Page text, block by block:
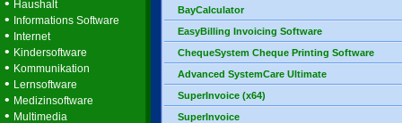
• Haushalt
• Informations Software
• Internet
• Kindersoftware
• Kommunikation
• Lernsoftware
• Medizinsoftware
• Multimedia
BayCalculator
EasyBilling Invoicing Software
ChequeSystem Cheque Printing Software
Advanced SystemCare Ultimate
SuperInvoice (x64)
SuperInvoice